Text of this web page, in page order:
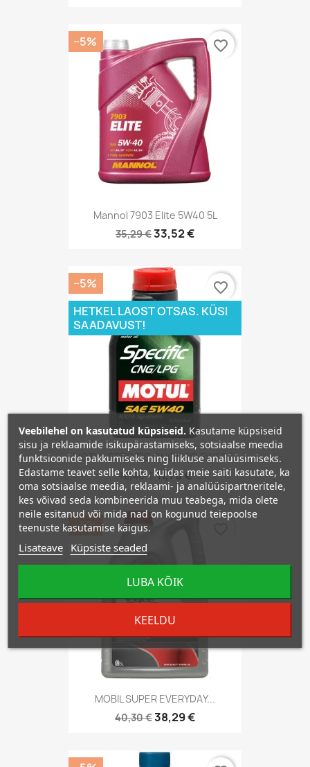
Mannol 7903 Elite 5W40 5L
35,29 €33,52 €
−5% favorite_border
MOTUL SPECIFIC CNG/LPG 5W40 1L
12,40 € 11,78 €
−5%
HETKEL LAOST OTSAS. KÜSI
SAADAVUST!
favorite_border
MOBIL SUPER EVERYDAY...
40,30 €38,29 €
−5%
Veebilehel on kasutatud küpsiseid. Kasutame küpsiseid
sisu ja reklaamide isikupärastamiseks, sotsiaalse meedia
funktsioonide pakkumiseks ning liikluse analüüsimiseks.
Edastame teavet selle kohta, kuidas meie saiti kasutate, ka
oma sotsiaalse meedia, reklaami- ja analüüsipartneritele,
kes võivad seda kombineerida muu teabega, mida olete
neile esitanud või mida nad on kogunud teiepoolse
teenuste kasutamise käigus.
Lisateave Küpsiste seaded
KEELDU
LUBA KÕIK